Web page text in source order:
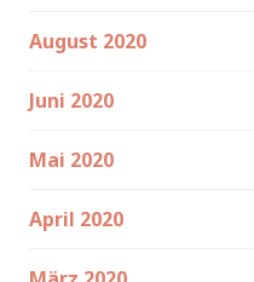
August 2020
Juni 2020
Mai 2020
April 2020